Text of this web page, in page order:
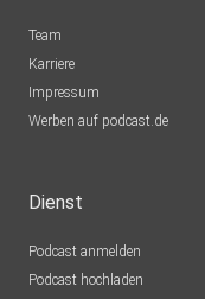
Team
Karriere
Impressum
Werben auf podcast.de
Dienst
Podcast anmelden
Podcast hochladen